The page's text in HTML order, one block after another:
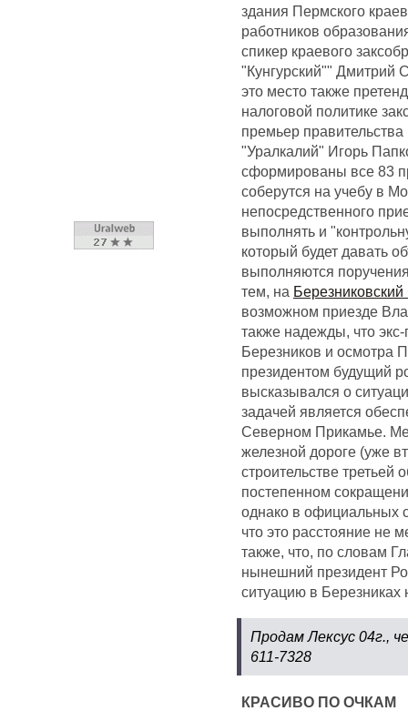
здания Пермского
работников
спикер краевого
"Кунгурский"" Дмитрий
это место также
налоговой политике
премьер
"Уралкалий" Игорь
сформированы все 83
соберутся на учебу в
непосредственного
выполнять и
который будет давать
выполняются
тем, на
возможном приезде
также надежды, что
Березников и осмотра
президентом будущий
высказывался о
задачей является
Северном Прикамье.
железной дороге (уже
строительстве третьей
постепенном
однако в официальных
что это расстояние не
также, что, по словам
нынешний президент
ситуацию в Березниках
Продам Лексус 04г.,
611-7328
КРАСИВО ПО ОЧКАМ